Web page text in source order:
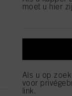
moet u hier
Als u op
voor
link.
doeleinden. Als u op